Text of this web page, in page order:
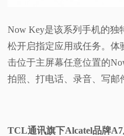
Now Key是该系列手机的独
松开启指定应用或任务。体
击位于主屏幕任意位置的
拍照、打电话、录音、写邮
TCL通讯旗下Alcatel品牌